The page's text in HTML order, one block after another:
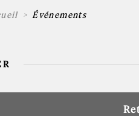
Événements